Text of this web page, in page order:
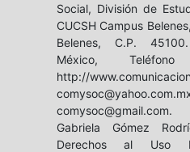
Social, División de
CUCSH Campus
Belenes, C.P.
México, Teléfono
http://
Gabriela Gómez
Derechos al Uso